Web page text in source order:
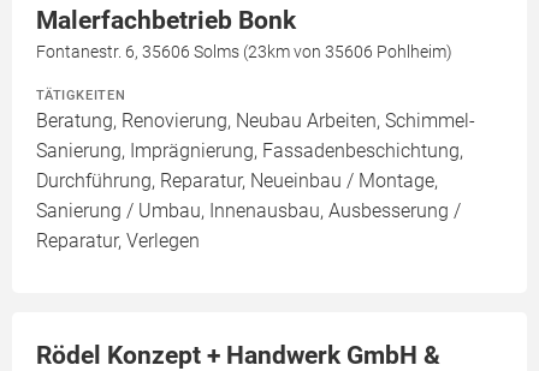
Malerfachbetrieb Bonk
Fontanestr. 6, 35606 Solms (23km von 35606 Pohlheim)
TÄTIGKEITEN
Beratung, Renovierung, Neubau Arbeiten, Schimmel-
Sanierung, Imprägnierung, Fassadenbeschichtung,
Durchführung, Reparatur, Neueinbau / Montage,
Sanierung / Umbau, Innenausbau, Ausbesserung /
Reparatur, Verlegen
Rödel Konzept + Handwerk GmbH &